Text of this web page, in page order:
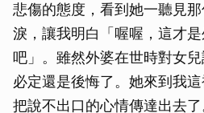
悲傷的態度，看到她一聽見
淚，讓我明白「喔喔，這才
吧」。雖然外婆在世時對女
必定還是後悔了。她來到我
把說不出口的心情傳達出去了